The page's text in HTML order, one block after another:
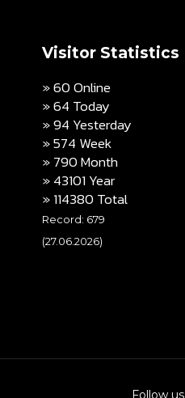
Visitor Statistics
» 60 Online
» 64 Today
» 94 Yesterday
» 574 Week
» 790 Month
» 43101 Year
» 114380 Total
Record: 679
(27.06.2026)
Follow us